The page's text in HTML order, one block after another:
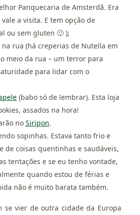
Panquecaria de Amsterdã. Era
a visita. E tem opção de
ou sem gluten 🙂 );
rua (há creperias de Nutella em
meio da rua – um terror para
para lidar com o
(babo só de lembrar). Esta loja
assados na hora!
no Siripon.
sopinhas. Estava tanto frio e
de coisas quentinhas e saudáveis,
tentações e se eu tenho vontade,
quando estou de férias e
não é muito barata também.
se vier de outra cidade da Europa